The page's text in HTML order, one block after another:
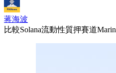
蒋海波
比較Solana流動性質押賽道